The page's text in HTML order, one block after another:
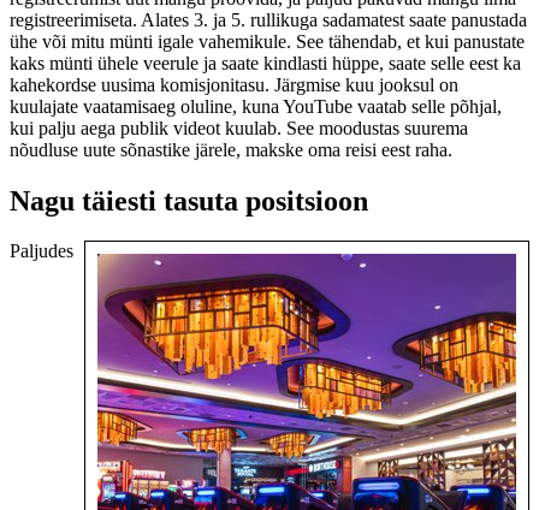
registreerimiseta. Alates 3. ja 5. rullikuga sadamatest saate panustada
ühe või mitu münti igale vahemikule. See tähendab, et kui panustate
kaks münti ühele veerule ja saate kindlasti hüppe, saate selle eest ka
kahekordse uusima komisjonitasu. Järgmise kuu jooksul on
kuulajate vaatamisaeg oluline, kuna YouTube vaatab selle põhjal,
kui palju aega publik videot kuulab. See moodustas suurema
nõudluse uute sõnastike järele, makske oma reisi eest raha.
Nagu täiesti tasuta positsioon
Paljudes